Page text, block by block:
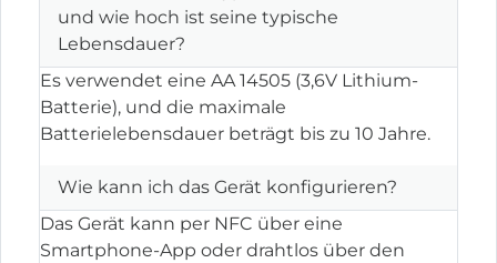
und wie hoch ist seine typische
Lebensdauer?
Es verwendet eine AA 14505 (3,6V Lithium-
Batterie), und die maximale
Batterielebensdauer beträgt bis zu 10 Jahre.
Wie kann ich das Gerät konfigurieren?
Das Gerät kann per NFC über eine
Smartphone-App oder drahtlos über den